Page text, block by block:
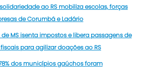
ao RS mobiliza escolas, forças
de Corumbá e Ladário
MS isenta impostos e libera passagens de
para agilizar doações ao RS
dos municípios gaúchos foram